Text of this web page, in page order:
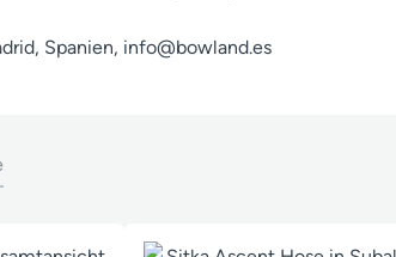
Spanien, info@bowland.es